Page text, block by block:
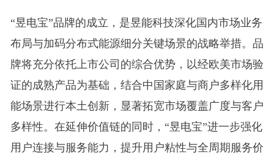
“昱电宝”品牌的成立，是昱能科技深化国内市场业务
布局与加码分布式能源细分关键场景的战略举措。品
牌将充分依托上市公司的综合优势，以经欧美市场验
证的成熟产品为基础，结合中国家庭与商户多样化用
能场景进行本土创新，显著拓宽市场覆盖广度与客户
多样性。在延伸价值链的同时，“昱电宝”进一步强化
用户连接与服务能力，提升用户粘性与全周期服务价